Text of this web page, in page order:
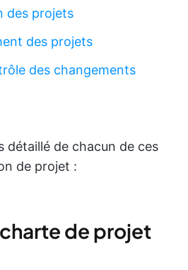
des projets
des projets
des changements
détaillé de chacun de ces
de projet :
de projet